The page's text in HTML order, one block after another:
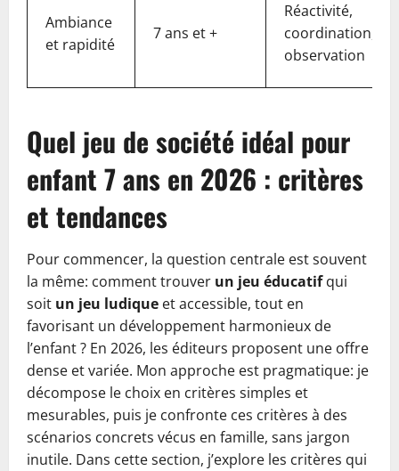
Ambiance
et rapidité
7 ans et +
Réactivité,
coordination,
observation
Quel jeu de société idéal pour
enfant 7 ans en 2026 : critères
et tendances
Pour commencer, la question centrale est souvent
la même: comment trouver un jeu éducatifqui
soit un jeu ludique et accessible, tout en
favorisant un développement harmonieux de
l’enfant ? En 2026, les éditeurs proposent une offre
dense et variée. Mon approche est pragmatique: je
décompose le choix en critères simples et
mesurables, puis je confronte ces critères à des
scénarios concrets vécus en famille, sans jargon
inutile. Dans cette section, j’explore les critères qui